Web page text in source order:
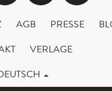
AGB PRESSE
VERLAGE